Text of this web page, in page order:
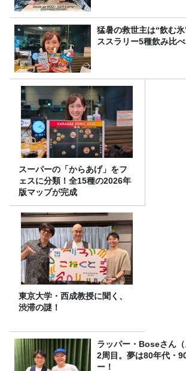
猛暑の救世主は“飲む
ススラリー5種飲み比べ
スーパーの「からあげ」をフ
ェスに分類！全15種の2026年
版マップが完成
東京大学・西成教授に聞く、
渋滞の謎！
ラッパー・Boseさん（
2周目。夢は80年代・
ー！